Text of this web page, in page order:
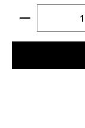
Produkt